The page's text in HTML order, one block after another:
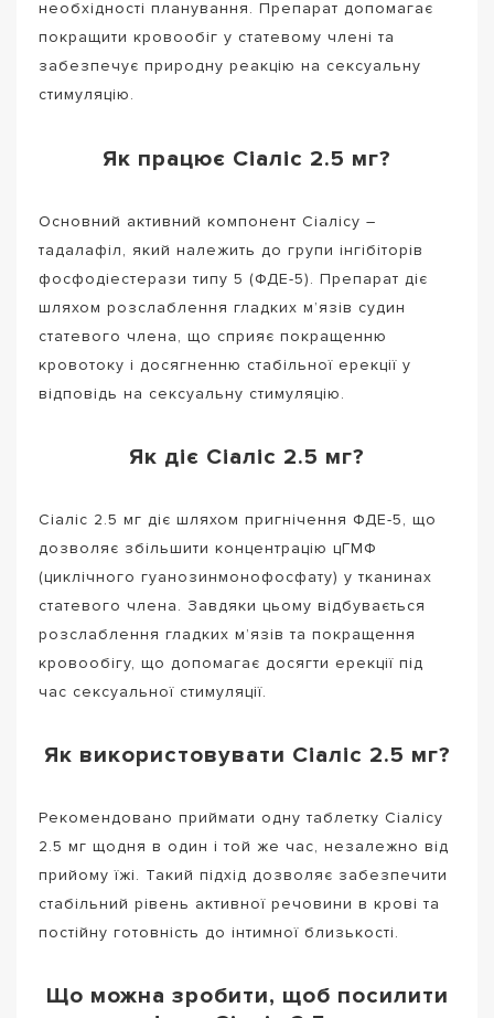
необхідності планування. Препарат допомагає
покращити кровообіг у статевому члені та
забезпечує природну реакцію на сексуальну
стимуляцію.
Як працює Сіаліс 2.5 мг?
Основний активний компонент Сіалісу –
тадалафіл, який належить до групи інгібіторів
фосфодіестерази типу 5 (ФДЕ-5). Препарат діє
шляхом розслаблення гладких м’язів судин
статевого члена, що сприяє покращенню
кровотоку і досягненню стабільної ерекції у
відповідь на сексуальну стимуляцію.
Як діє Сіаліс 2.5 мг?
Сіаліс 2.5 мг діє шляхом пригнічення ФДЕ-5, що
дозволяє збільшити концентрацію цГМФ
(циклічного гуанозинмонофосфату) у тканинах
статевого члена. Завдяки цьому відбувається
розслаблення гладких м’язів та покращення
кровообігу, що допомагає досягти ерекції під
час сексуальної стимуляції.
Як використовувати Сіаліс 2.5 мг?
Рекомендовано приймати одну таблетку Сіалісу
2.5 мг щодня в один і той же час, незалежно від
прийому їжі. Такий підхід дозволяє забезпечити
стабільний рівень активної речовини в крові та
постійну готовність до інтимної близькості.
Що можна зробити, щоб посилити